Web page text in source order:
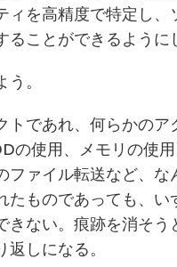
ィを高精度で特定し
ことができるように
。
トであれ、何らかの
の使用、メモリの使
ファイル転送など、
たものであっても、
きない。痕跡を消そ
しになる。